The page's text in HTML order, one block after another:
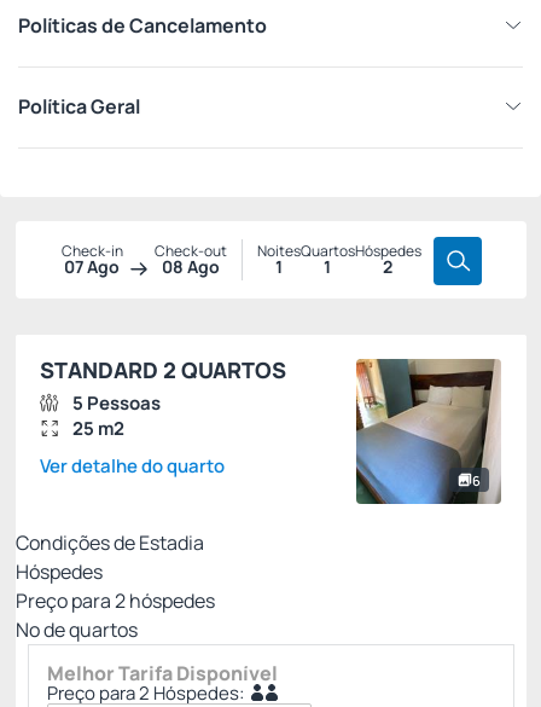
Políticas de Cancelamento
Política Geral
Check-in
07 Ago
Check-out
08 Ago
Noites
1
Quartos
1
Hóspedes
2
6
STANDARD 2 QUARTOS
5 Pessoas
25 m2
Ver detalhe do quarto
Condições de Estadia
Hóspedes
Preço para2hóspedes
Nº de quartos
Melhor Tarifa Disponível
Preço para 2 Hóspedes: